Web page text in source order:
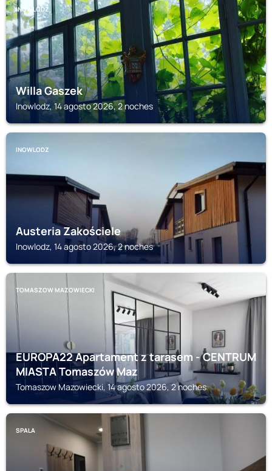
INOWLODZ
Willa Gaszek
Inowlodz, 14 agosto 2026, 2 noches
INOWLODZ
Austeria Zakościele
Inowlodz, 14 agosto 2026, 2 noches
TOMASZOW MAZOWIECKI
EUROPA22 Apartament z tarasem - CENTRUM
MIASTA Tomaszów Maz
Tomaszow Mazowiecki, 14 agosto 2026, 2 noches
SPALA